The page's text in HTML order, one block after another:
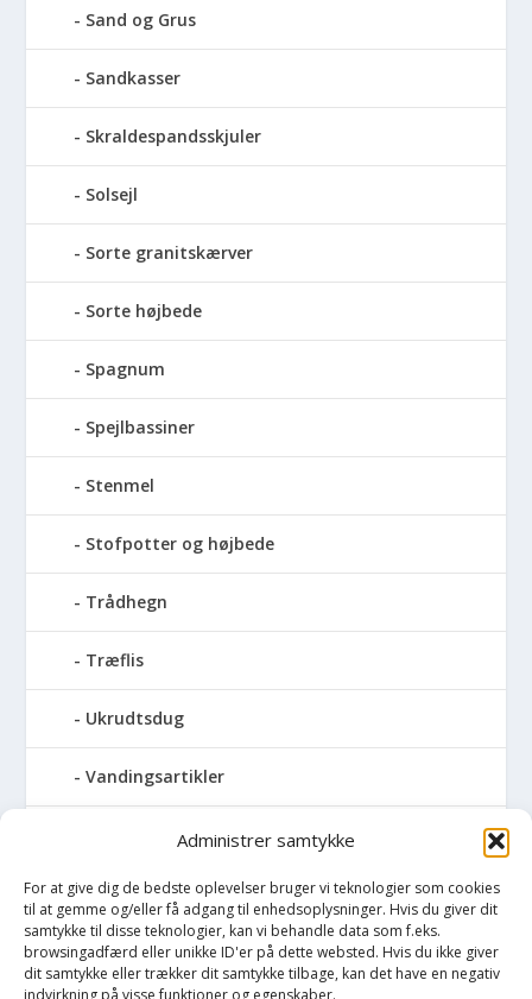
Administrer samtykke
For at give dig de bedste oplevelser bruger vi teknologier som cookies
til at gemme og/eller få adgang til enhedsoplysninger. Hvis du giver dit
samtykke til disse teknologier, kan vi behandle data som f.eks.
browsingadfærd eller unikke ID'er på dette websted. Hvis du ikke giver
dit samtykke eller trækker dit samtykke tilbage, kan det have en negativ
Sand og Grus
Sandkasser
Skraldespandsskjuler
Solsejl
Sorte granitskærver
Sorte højbede
Spagnum
Spejlbassiner
Stenmel
Stofpotter og højbede
Trådhegn
Træflis
Ukrudtsdug
Vandingsartikler
Vandslanger
Vildthegn
vækstdug